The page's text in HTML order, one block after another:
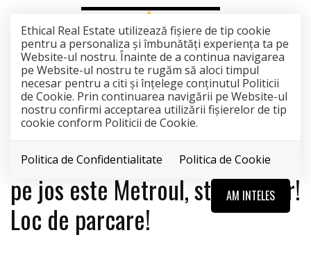
Ethical Real Estate utilizează fişiere de tip cookie
pentru a personaliza și îmbunătăți experiența ta pe
Website-ul nostru. Înainte de a continua navigarea
pe Website-ul nostru te rugăm să aloci timpul
necesar pentru a citi și înțelege conținutul Politicii
de Cookie. Prin continuarea navigării pe Website-ul
nostru confirmi acceptarea utilizării fişierelor de tip
cookie conform Politicii de Cookie.
Politica de Confidentialitate Politica de Cookie
AM INTELES
Acest anunt nu mai este activ !
3 camere Bucur Obor. 6 minute
pe jos este Metroul, statia Obor!
Loc de parcare!
EXCLUSIVITATE INCHIRIAT